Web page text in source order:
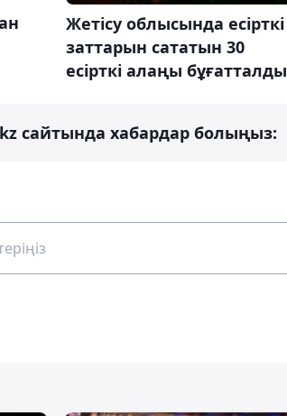
Жетісу облысында есірткі
заттарын сататын 30
есірткі алаңы бұғатталды
сайтында хабардар болыңыз: